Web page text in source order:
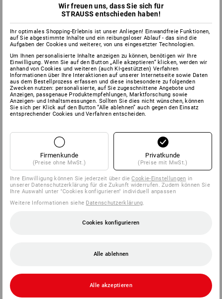
Wir freuen uns, dass Sie sich für
STRAUSS entschieden haben!
Ihr optimales Shopping-Erlebnis ist unser Anliegen! Einwandfreie Funktionen,
auf Sie abgestimmte Inhalte und ein reibungsloser Ablauf - das sind die
Aufgaben der Cookies und weiterer, von uns eingesetzter Technologien.
Um Ihnen personalisierte Inhalte anzeigen zu können, benötigen wir Ihre
Einwilligung. Wenn Sie auf den Button „Alle akzeptieren“ klicken, werden wir
anhand von Cookies und weiteren (auch KI-gestützten) Verfahren
Informationen über Ihre Interaktionen auf unserer Internetseite sowie Daten
aus dem Bestellprozess erfassen und diese insbesondere zu folgenden
Zwecken nutzen: personalisierte, auf Sie zugeschnittene Angebote und
Anzeigen, passgenaue Produktempfehlungen, Marktforschung sowie
Anzeigen- und Inhaltsmessungen. Sollten Sie dies nicht wünschen, können
Sie sich per Klick auf den Button “Alle ablehnen” auch gegen den Einsatz
entsprechender Cookies und Verfahren entscheiden.
Firmenkunde
(Preise ohne MwSt.)
Privatkunde
(Preise mit MwSt.)
Ihre Einwilligung können Sie jederzeit über dieCookie-Einstellungen in
unserer Datenschutzerklärung für die Zukunft widerrufen. Zudem können Sie
Ihre Auswahl unter "Cookies konfigurieren" individuell anpassen
Weitere Informationen siehe Datenschutzerklärung
Cookies konfigurieren
Alle ablehnen
Alle akzeptieren